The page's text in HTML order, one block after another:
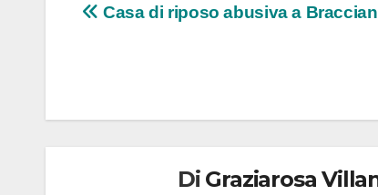
Navigazione
Casa di riposo abusiva a
Di Graziarosa